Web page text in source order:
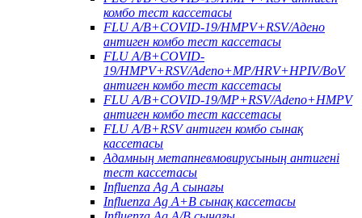
комбо тест кассетасы
FLU A/B+COVID-19/HMPV+RSV/Адено
антиген комбо тест кассетасы
FLU A/B+COVID-
19/HMPV+RSV/Adeno+MP/HRV+HPIV/BoV
антиген комбо тест кассетасы
FLU A/B+COVID-19/MP+RSV/Adeno+HMPV
антиген комбо тест кассетасы
FLU A/B+RSV антиген комбо сынақ
кассетасы
Адамның метапневмовирусының антигені
тест кассетасы
Influenza Ag A сынағы
Influenza Ag A+B сынақ кассетасы